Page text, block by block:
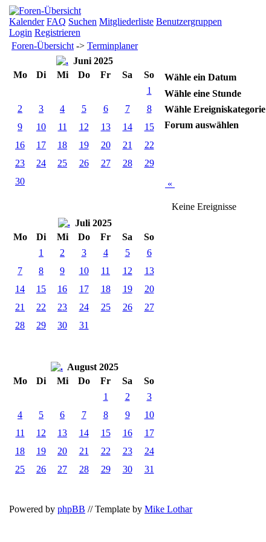
Kalender FAQ Suchen Mitgliederliste Benutzergruppen
Login Registrieren
Foren-Übersicht -> Terminplaner
Juni 2025
Mo
Di Mi Do Fr Sa
So
1
2
3 4 5 6 7
8
9
10 11 12 13 14
15
16
17 18 19 20 21
22
23
24 25 26 27 28
29
30
Juli 2025
Mo
Di Mi Do Fr Sa
So
1
2 3 4 5
6
7
8 9 10 11 12
13
14
15 16 17 18 19
20
21
22 23 24 25 26
27
28
29 30 31
August 2025
Mo
Di Mi Do Fr Sa
So
1
2
3
4
5 6 7 8 9
10
11
12 13 14 15 16
17
18
19 20 21 22 23
24
25
26 27 28 29 30 31
Wähle ein Datum
Wähle eine Stunde
Wähle Ereigniskategorie
Forum auswählen
«
Keine Ereignisse
Powered by phpBB // Template by Mike Lothar